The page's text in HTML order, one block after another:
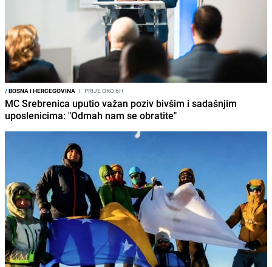
/BOSNA I HERCEGOVINA I PRIJE OKO 6H
MC Srebrenica uputio važan poziv bivšim i sadašnjim
uposlenicima: "Odmah nam se obratite"